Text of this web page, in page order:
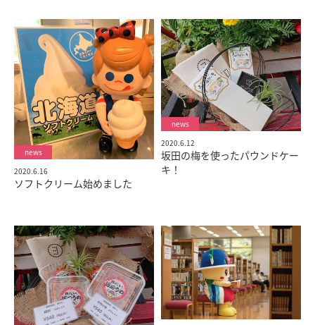
2020.6.16
ソフトクリーム始めました
2020.6.12
坂田の梅を使ったパウンドケー
キ！